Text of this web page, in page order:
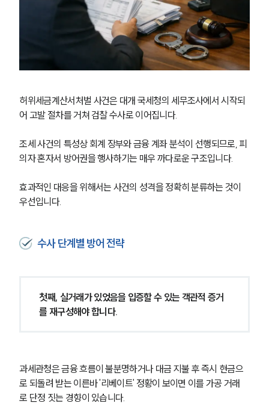
그룹소개
대륜의 강점
오시는 길
글로벌 파트너 로펌
허위세금계산서처벌 사건은 대개 국세청의 세무조사에서 시작되
어 고발 절차를 거쳐 검찰 수사로 이어집니다.
조세 사건의 특성상 회계 장부와 금융 계좌 분석이 선행되므로, 피
의자 혼자서 방어권을 행사하기는 매우 까다로운 구조입니다.
효과적인 대응을 위해서는 사건의 성격을 정확히 분류하는 것이
우선입니다.
수사 단계별 방어 전략
첫째, 실거래가 있었음을 입증할 수 있는 객관적 증거
를 재구성해야 합니다.
과세관청은 금융 흐름이 불분명하거나 대금 지불 후 즉시 현금으
로 되돌려 받는 이른바 '리베이트' 정황이 보이면 이를 가공 거래
로 단정 짓는 경향이 있습니다.